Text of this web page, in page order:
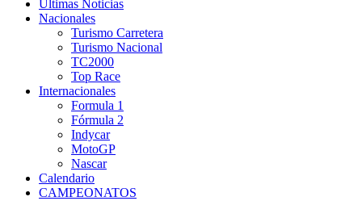
Últimas Noticias
Nacionales
Turismo Carretera
Turismo Nacional
TC2000
Top Race
Internacionales
Formula 1
Fórmula 2
Indycar
MotoGP
Nascar
Calendario
CAMPEONATOS